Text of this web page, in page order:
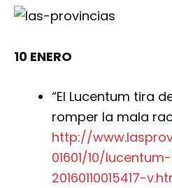
10 ENERO
“El Lucentum tira
romper la mala
http://
01601/10/
20160110015417-